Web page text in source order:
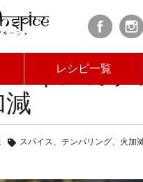
レシピ一覧
ホールスパイスのテンパリ
パイスの
減
スパイス テンパリング 火加